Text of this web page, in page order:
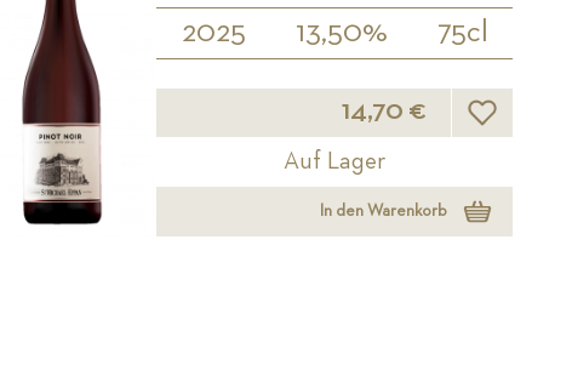
2025 13,50% 75cl
14,70 €
Auf Lager
In den Warenkorb